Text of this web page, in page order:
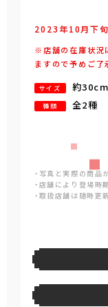
2023年10月下旬
※店舗の在庫状況
ますので予めご了
サイズ 約30cm
種類 全2種
・写真と実際の商品
・店舗により登場時
・取扱店舗は随時更